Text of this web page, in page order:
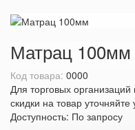
Матрац 100мм
Код товара: 0000
Для торговых
скидки на товар
Доступность: По запросу